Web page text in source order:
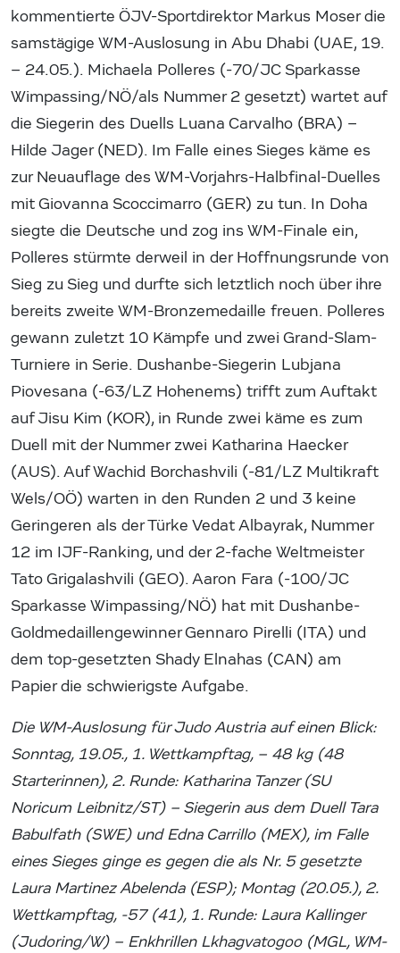
kommentierte ÖJV-Sportdirektor Markus Moser die
samstägige WM-Auslosung in Abu Dhabi (UAE, 19.
– 24.05.). Michaela Polleres (-70/JC Sparkasse
Wimpassing/NÖ/als Nummer 2 gesetzt) wartet auf
die Siegerin des Duells Luana Carvalho (BRA) –
Hilde Jager (NED). Im Falle eines Sieges käme es
zur Neuauflage des WM-Vorjahrs-Halbfinal-Duelles
mit Giovanna Scoccimarro (GER) zu tun. In Doha
siegte die Deutsche und zog ins WM-Finale ein,
Polleres stürmte derweil in der Hoffnungsrunde von
Sieg zu Sieg und durfte sich letztlich noch über ihre
bereits zweite WM-Bronzemedaille freuen. Polleres
gewann zuletzt 10 Kämpfe und zwei Grand-Slam-
Turniere in Serie. Dushanbe-Siegerin Lubjana
Piovesana (-63/LZ Hohenems) trifft zum Auftakt
auf Jisu Kim (KOR), in Runde zwei käme es zum
Duell mit der Nummer zwei Katharina Haecker
(AUS). Auf Wachid Borchashvili (-81/LZ Multikraft
Wels/OÖ) warten in den Runden 2 und 3 keine
Geringeren als der Türke Vedat Albayrak, Nummer
12 im IJF-Ranking, und der 2-fache Weltmeister
Tato Grigalashvili (GEO). Aaron Fara (-100/JC
Sparkasse Wimpassing/NÖ) hat mit Dushanbe-
Goldmedaillengewinner Gennaro Pirelli (ITA) und
dem top-gesetzten Shady Elnahas (CAN) am
Papier die schwierigste Aufgabe.
Die WM-Auslosung für Judo Austria auf einen Blick:
Sonntag, 19.05., 1. Wettkampftag, – 48 kg (48
Starterinnen), 2. Runde: Katharina Tanzer (SU
Noricum Leibnitz/ST) – Siegerin aus dem Duell Tara
Babulfath (SWE) und Edna Carrillo (MEX), im Falle
eines Sieges ginge es gegen die als Nr. 5 gesetzte
Laura Martinez Abelenda (ESP); Montag (20.05.), 2.
Wettkampftag, -57 (41), 1. Runde: Laura Kallinger
(Judoring/W) – Enkhrillen Lkhagvatogoo (MGL, WM-